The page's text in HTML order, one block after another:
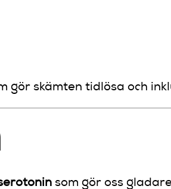
gör skämten tidlösa och
som gör oss